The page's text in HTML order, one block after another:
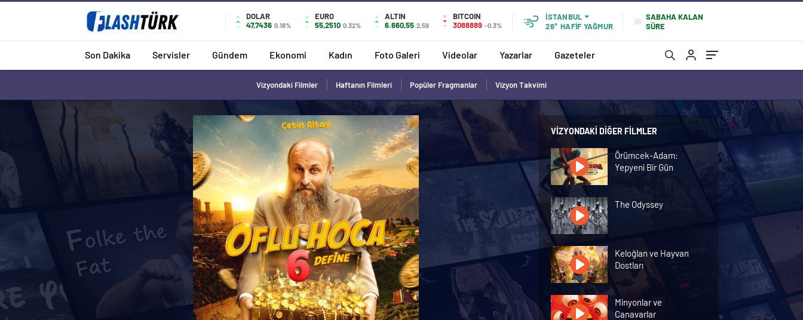
DOLAR
47,7436 0.18%
EURO
55,2510 0.32%
ALTIN
6.660,55 2,59
BITCOIN
3088889 -0.3%
İSTANBUL
26° HAFİF YAĞMUR
SABAHA KALAN
SÜRE
Son Dakika Servisler Gündem Ekonomi Kadın Foto Galeri Videolar Yazarlar Gazeteler
Vizyondaki Filmler Haftanın Filmleri Popüler Fragmanlar Vizyon Takvimi
VIZYONDAKI DIĞER FILMLER
Örümcek-Adam:
Yepyeni Bir Gün
The Odyssey
Keloğlan ve Hayvan
Dostları
Minyonlar ve
Canavarlar